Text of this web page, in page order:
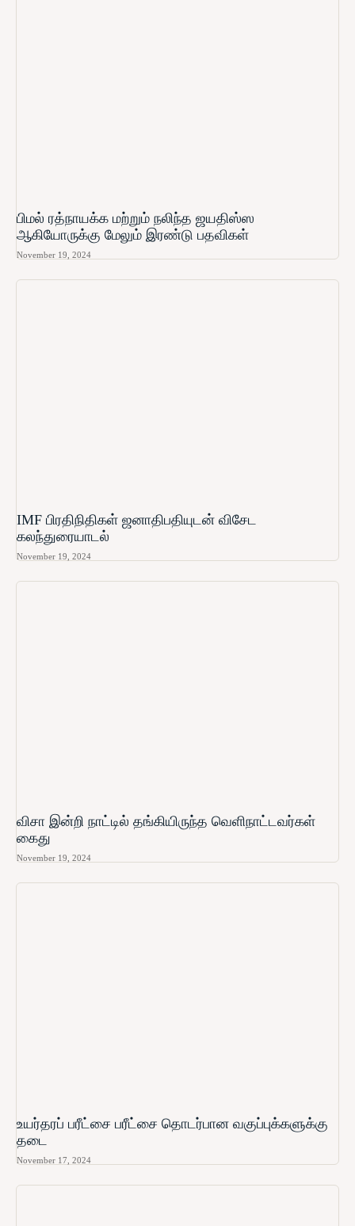
பிமல் ரத்நாயக்க மற்றும் நலிந்த ஜயதிஸ்ஸ
ஆகியோருக்கு மேலும் இரண்டு பதவிகள்
November 19, 2024
IMF பிரதிநிதிகள் ஜனாதிபதியுடன் விசேட
கலந்துரையாடல்
November 19, 2024
விசா இன்றி நாட்டில் தங்கியிருந்த வெளிநாட்டவர்கள்
கைது
November 19, 2024
உயர்தரப் பரீட்சை பரீட்சை தொடர்பான வகுப்புக்களுக்கு
தடை
November 17, 2024